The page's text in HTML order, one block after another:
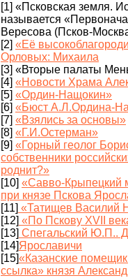
[1] «Псковская земля.
называется
Вересова (Псков-
[2] «Её
Орловых: Михаила
[3] «Вторые палаты
[4] «Новости Храма
[5] «Ордин-Нащокин»
[6] «Бюст А.Л.Ордина-
[7] «Взялись за основы»
[8] «Г.И.Остерман»
[9] «Горный геолог
собственники
роднит?»
[10] «Савво-Крыпецкий
при князе Пскова
[11] «Татищев Василий
[12] «По Пскову XVII
[13] Спегальский Ю.П..
[14]Ярославичи
[15]«Казанские
ссылка» князя